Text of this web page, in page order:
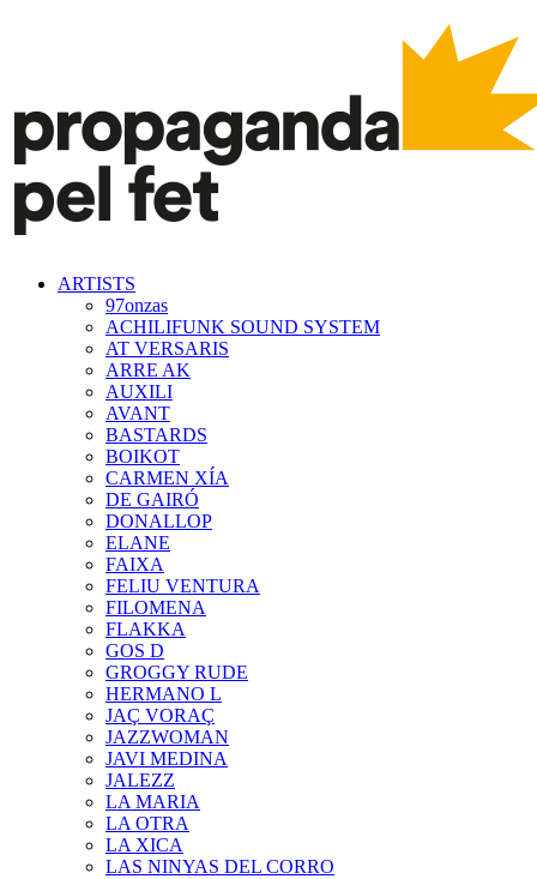
ARTISTS
97onzas
ACHILIFUNK SOUND SYSTEM
AT VERSARIS
ARRE AK
AUXILI
AVANT
BASTARDS
BOIKOT
CARMEN XÍA
DE GAIRÓ
DONALLOP
ELANE
FAIXA
FELIU VENTURA
FILOMENA
FLAKKA
GOS D
GROGGY RUDE
HERMANO L
JAÇ VORAÇ
JAZZWOMAN
JAVI MEDINA
JALEZZ
LA MARIA
LA OTRA
LA XICA
LAS NINYAS DEL CORRO